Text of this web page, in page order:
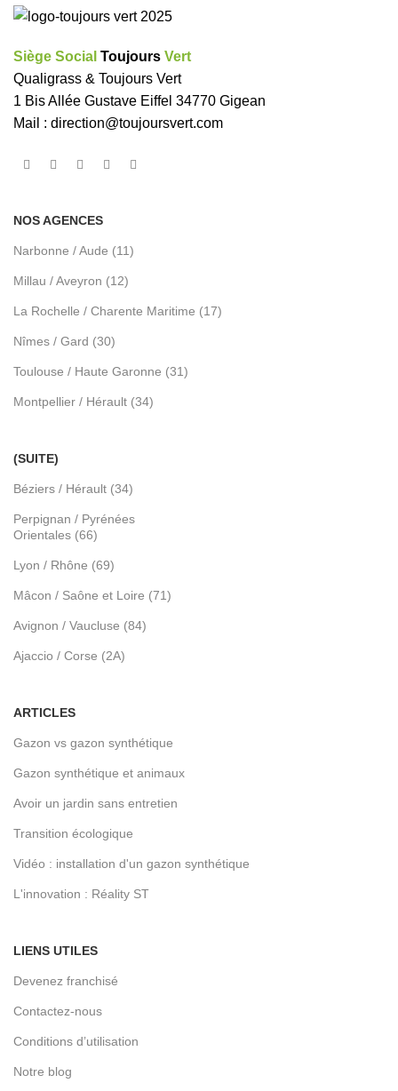
Siège Social Toujours Vert
Qualigrass & Toujours Vert
1 Bis Allée Gustave Eiffel 34770 Gigean
Mail : direction@toujoursvert.com
NOS AGENCES
Narbonne / Aude (11)
Millau / Aveyron (12)
La Rochelle / Charente Maritime (17)
Nîmes / Gard (30)
Toulouse / Haute Garonne (31)
Montpellier / Hérault (34)
(SUITE)
Béziers / Hérault (34)
Perpignan / Pyrénées
Orientales (66)
Lyon / Rhône (69)
Mâcon / Saône et Loire (71)
Avignon / Vaucluse (84)
Ajaccio / Corse (2A)
ARTICLES
Gazon vs gazon synthétique
Gazon synthétique et animaux
Avoir un jardin sans entretien
Transition écologique
Vidéo : installation d'un gazon synthétique
L'innovation : Réality ST
LIENS UTILES
Devenez franchisé
Contactez-nous
Conditions d’utilisation
Notre blog